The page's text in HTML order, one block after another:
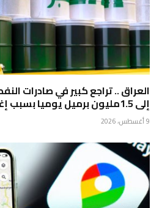
إلى 1.5مليون برميل يوميا بسبب إغلاق مضيق هرمز
9 أغسطس، 2026